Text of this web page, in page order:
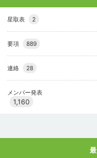
星取表 2
要項 889
連絡 28
メンバー発表
1,160